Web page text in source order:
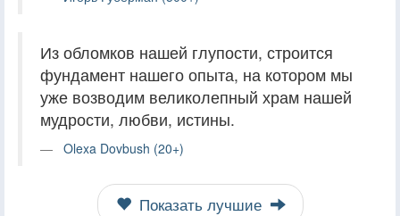
Из обломков нашей глупости, строится
фундамент нашего опыта, на котором мы
уже возводим великолепный храм нашей
мудрости, любви, истины.
Olexa Dovbush (20+)
Показать лучшие